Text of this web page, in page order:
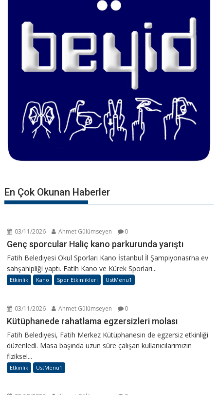
En Çok Okunan Haberler
03/11/2026 Ahmet Gülümseyen 0
Genç sporcular Haliç kano parkurunda yarıştı
Fatih Belediyesi Okul Sporları Kano İstanbul İl Şampiyonası’na ev
sahşahipliği yaptı. Fatih Kano ve Kürek Sporları...
Etkinlik Kano Spor Etkinlikleri UstMenu1
03/11/2026 Ahmet Gülümseyen 0
Kütüphanede rahatlama egzersizleri molası
Fatih Belediyesi, Fatih Merkez Kütüphanesin de egzersiz etkinliği
düzenledi. Masa başında uzun süre çalışan kullanıcılarımızın
fiziksel...
Etkinlik UstMenu1